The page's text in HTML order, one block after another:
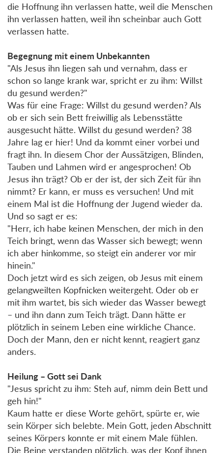
die Hoffnung ihn verlassen hatte, weil die Menschen
ihn verlassen hatten, weil ihn scheinbar auch Gott
verlassen hatte.
Begegnung mit einem Unbekannten
"Als Jesus ihn liegen sah und vernahm, dass er
schon so lange krank war, spricht er zu ihm: Willst
du gesund werden?"
Was für eine Frage: Willst du gesund werden? Als
ob er sich sein Bett freiwillig als Lebensstätte
ausgesucht hätte. Willst du gesund werden? 38
Jahre lag er hier! Und da kommt einer vorbei und
fragt ihn. In diesem Chor der Aussätzigen, Blinden,
Tauben und Lahmen wird er angesprochen! Ob
Jesus ihn trägt? Ob er der ist, der sich Zeit für ihn
nimmt? Er kann, er muss es versuchen! Und mit
einem Mal ist die Hoffnung der Jugend wieder da.
Und so sagt er es:
"Herr, ich habe keinen Menschen, der mich in den
Teich bringt, wenn das Wasser sich bewegt; wenn
ich aber hinkomme, so steigt ein anderer vor mir
hinein."
Doch jetzt wird es sich zeigen, ob Jesus mit einem
gelangweilten Kopfnicken weitergeht. Oder ob er
mit ihm wartet, bis sich wieder das Wasser bewegt
– und ihn dann zum Teich trägt. Dann hätte er
plötzlich in seinem Leben eine wirkliche Chance.
Doch der Mann, den er nicht kennt, reagiert ganz
anders.
Heilung – Gott sei Dank
"Jesus spricht zu ihm: Steh auf, nimm dein Bett und
geh hin!"
Kaum hatte er diese Worte gehört, spürte er, wie
sein Körper sich belebte. Mein Gott, jeden Abschnitt
seines Körpers konnte er mit einem Male fühlen.
Die Beine verstanden plötzlich, was der Kopf ihnen